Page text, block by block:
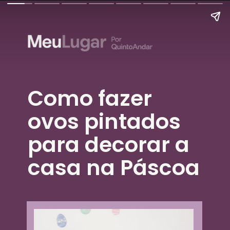
Como fazer
ovos pintados
para decorar a
casa na Páscoa